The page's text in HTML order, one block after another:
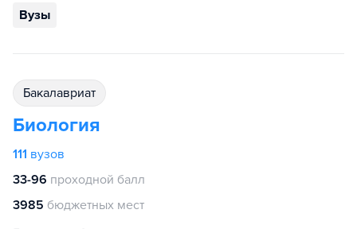
Вузы
бакалавриат
Биология
111 вузов
33-96 проходной балл
3985 бюджетных мест